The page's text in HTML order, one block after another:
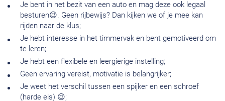
Je bent in het bezit van een auto en mag deze ook legaal
besturen😉. Geen rijbewijs? Dan kijken we of je mee kan
rijden naar de klus;
Je hebt interesse in het timmervak en bent gemotiveerd om
te leren;
Je hebt een flexibele en leergierige instelling;
Geen ervaring vereist, motivatie is belangrijker;
Je weet het verschil tussen een spijker en een schroef
(harde eis) 😉;